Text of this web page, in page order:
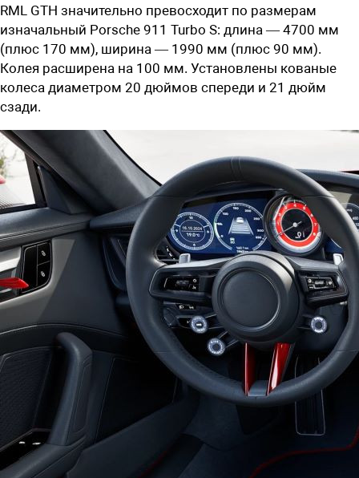
RML GTH значительно превосходит по размерам
изначальный Porsche 911 Turbo S: длина — 4700 мм
(плюс 170 мм), ширина — 1990 мм (плюс 90 мм).
Колея расширена на 100 мм. Установлены кованые
колеса диаметром 20 дюймов спереди и 21 дюйм
сзади.